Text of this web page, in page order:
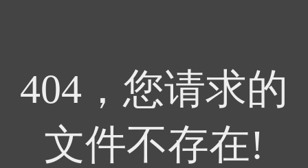
404，您请求的
文件不存在!